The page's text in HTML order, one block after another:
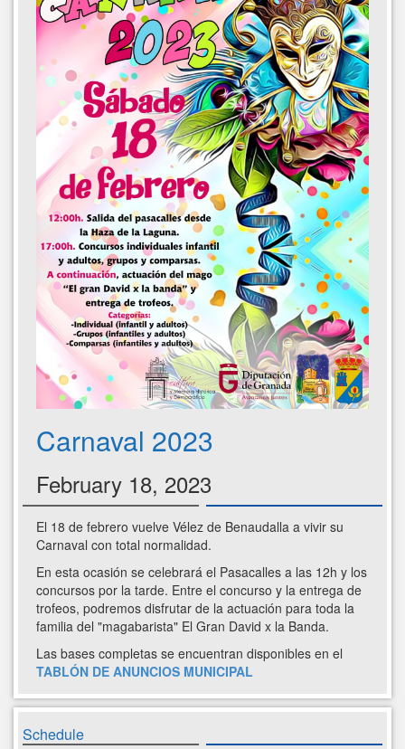
Carnaval 2023
February 18, 2023
El 18 de febrero vuelve Vélez de Benaudalla a vivir su
Carnaval con total normalidad.
En esta ocasión se celebrará el Pasacalles a las 12h y los
concursos por la tarde. Entre el concurso y la entrega de
trofeos, podremos disfrutar de la actuación para toda la
familia del "magabarista" El Gran David x la Banda.
Las bases completas se encuentran disponibles en el
TABLÓN DE ANUNCIOS MUNICIPAL
Schedule